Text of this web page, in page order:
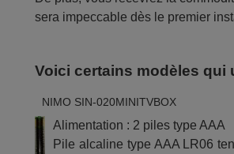
sera impeccable dès le premier
Voici certains modèles qui
NIMO SIN-020MINITVBOX
Alimentation : 2 piles type AAA
Pile alcaline type AAA LR06